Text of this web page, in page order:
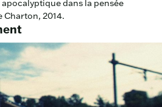
dans la pensée
2014.